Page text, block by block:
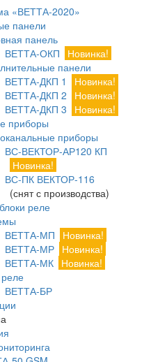
«ВЕТТА-2020»
панели
панель
ВЕТТА-ОКП
Новинка!
панели
ВЕТТА-ДКП 1
Новинка!
ВЕТТА-ДКП 2
Новинка!
ВЕТТА-ДКП 3
Новинка!
приборы
приборы
ВС-ВЕКТОР-АР120 КП
Новинка!
ВС-ПК ВЕКТОР-116
(снят с производства)
реле
ВЕТТА-МП
Новинка!
ВЕТТА-МР Новинка!
ВЕТТА-МК Новинка!
ВЕТТА-БР